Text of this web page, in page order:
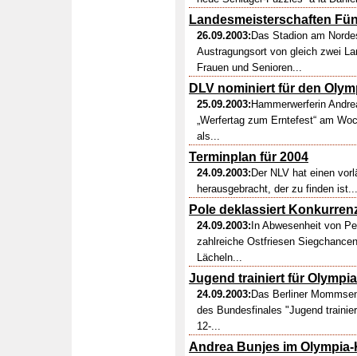
Landesmeisterschaften
26.09.2003: Das Stadion am
Austragungsort von gleich zwei
Frauen und Senioren...
DLV nominiert für den
25.09.2003: Hammerwerferin
„Werfertag zum Erntefest“ am
als...
Terminplan für 2004
24.09.2003: Der NLV hat einen
herausgebracht, der zu finden
Pole deklassiert
24.09.2003: In Abwesenheit von
zahlreiche Ostfriesen
Lächeln...
Jugend trainiert für
24.09.2003: Das Berliner
des Bundesfinales "Jugend
12-...
Andrea Bunjes im